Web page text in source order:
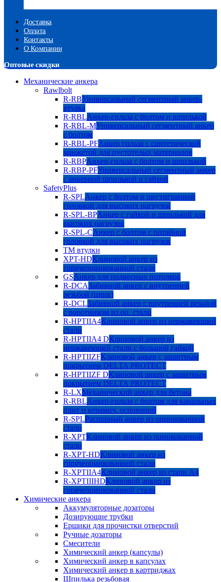
Доставка
Оплата
Контакты
О Компании
Оптовые скидки
Механические анкера
Rawlbolt
R-RBУниверсальный сегментный анкер-
втулка
R-RBLАнкер-гильза с болтом и шпилькой
R-RBL-MУниверсальный сегментный анкер
с болтом
R-RBL-PFАнкер гильза с синтетической
манжетой для пустотелых материалов
R-RBPАнкер-гильза с болтом и шпилькой
R-RBP-PFУниверсальный сегментный анкер
с анкерной шпилькой и гайкой
SafetyPlus
R-SPLАнкер с болтом и шестигранной
головкой для высоких нагрузок
R-SPL-BPАнкер с гайкой и шпилькой для
высоких нагрузок
R-SPL-CАнкер с болтом с потайной
головкой для высоких нагрузок
TM втулки
XPT-HDКлиновой анкер из
горячеоцинкованной стали
GSАнкер для подвесных потолков
R-DCAЗабивной анкер с внутренней
резьбой (цинк)
R-DCLЗабивной анкер с внутренней резьбой
с воротником из оц. стали
R-HPTIIA4Клиновой анкер из нержавеющей
стали
R-HPTIIA4 DКлиновой анкер из
нержавеющей стали с большой гайкой
R-HPTIIZFКлиновой анкер с защитным
покрытием DELTA PROTECT
R-HPTIIZF DКлиновой анкер с защитным
покрытием DELTA PROTECT
R-LXМеханический анкер для бетона
R-RBLАнкер-гильза с болтом для канальных
плит и керамич. оснований
R-SPLРаспорный анкер из оцинкованной
стали
R-XPTКлиновой анкер из оцинкованной
стали
R-XPT-HDКлиновой анкер из
горячеоцинкованной стали
R-XPTIIA4Клиновой анкер из стали А4
R-XPTIIIHDКлиновой анкер из
горячеоцинкованной стали
Химические анкера
Аккумуляторные дозаторы
Дозирующие трубки
Ершики для прочистки отверстий
Ручные дозаторы
Смесители
Химический анкер (капсулы)
Химический анкер в капсулах
Химический анкер в картриджах
Шпилька резьбовая